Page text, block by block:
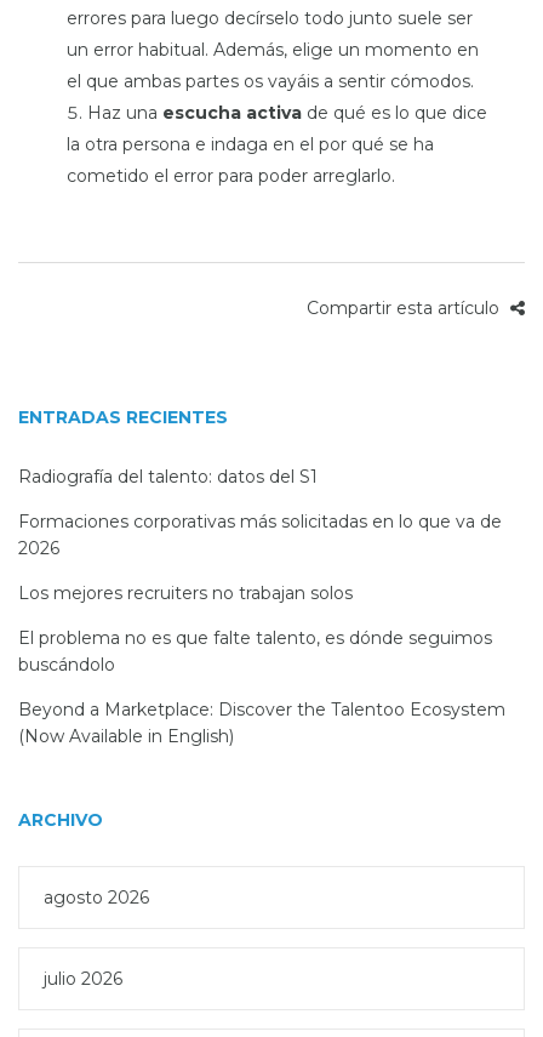
errores para luego decírselo todo junto suele ser
un error habitual. Además, elige un momento en
el que ambas partes os vayáis a sentir cómodos.
Haz una escucha activa de qué es lo que dice
la otra persona e indaga en el por qué se ha
cometido el error para poder arreglarlo.
Compartir esta artículo
ENTRADAS RECIENTES
Radiografía del talento: datos del S1
Formaciones corporativas más solicitadas en lo que va de
2026
Los mejores recruiters no trabajan solos
El problema no es que falte talento, es dónde seguimos
buscándolo
Beyond a Marketplace: Discover the Talentoo Ecosystem
(Now Available in English)
ARCHIVO
agosto 2026
julio 2026